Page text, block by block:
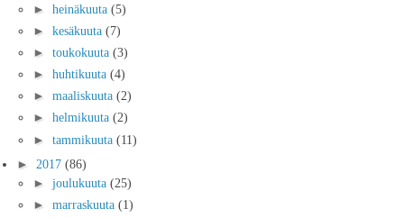
► heinäkuuta (5)
► kesäkuuta (7)
► toukokuuta (3)
► huhtikuuta (4)
► maaliskuuta (2)
► helmikuuta (2)
► tammikuuta (11)
► 2017 (86)
► joulukuuta (25)
► marraskuuta (1)